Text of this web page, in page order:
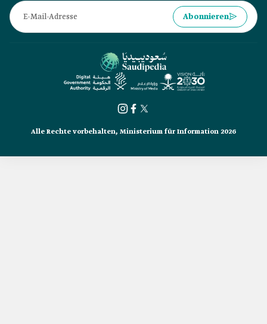
Abonnieren
Alle Rechte vorbehalten, Ministerium für Information 2026